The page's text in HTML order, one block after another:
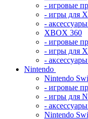
- игровые
- игры для
-
XBOX 360
- игровые
- игры для
-
Nintendo
Nintendo
- игровые
- игры для
-
Nintendo